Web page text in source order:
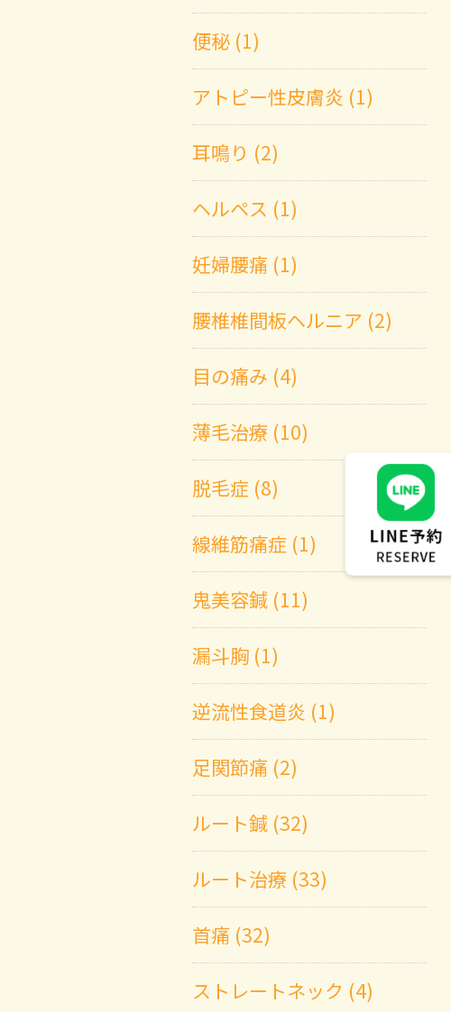
便秘 (1)
アトピー性皮膚炎 (1)
耳鳴り (2)
ヘルペス (1)
妊婦腰痛 (1)
腰椎椎間板ヘルニア (2)
目の痛み (4)
薄毛治療 (10)
脱毛症 (8)
線維筋痛症 (1)
鬼美容鍼 (11)
漏斗胸 (1)
逆流性食道炎 (1)
足関節痛 (2)
ルート鍼 (32)
ルート治療 (33)
首痛 (32)
ストレートネック (4)